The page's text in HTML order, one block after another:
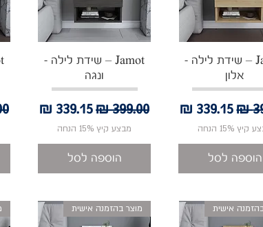
תצוגה מהירה
Jamot – שידת לילה -
אלון
רגילמחיר מבצע
15% הנחה
הוספה לסל
תצוגה מהירה
Jamot – שידת לילה -
ונגה
מחיר רגילמחיר מבצע
מבצע קיץ 15% הנחה
הוספה לסל
‏399.00 ‏₪
אישית מוצר בהזמנה אישית